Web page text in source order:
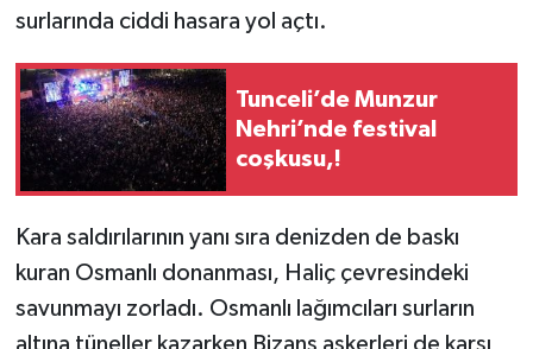
surlarında ciddi hasara yol açtı.
Tunceli’de Munzur
Nehri’nde festival
coşkusu,!
Kara saldırılarının yanı sıra denizden de baskı
kuran Osmanlı donanması, Haliç çevresindeki
savunmayı zorladı. Osmanlı lağımcıları surların